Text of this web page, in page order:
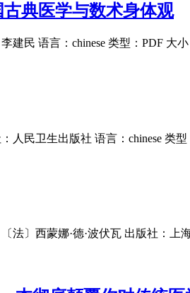
典医学与数术身体观
建民 语言：chinese 类型：PDF 大小
人民卫生出版社 语言：chinese 类型
法〕西蒙娜·德·波伏瓦 出版社：上